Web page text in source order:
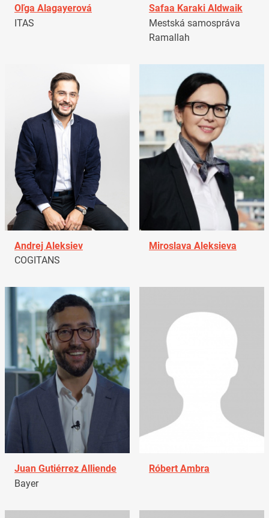
Oľga Alagayerová
ITAS
Safaa Karaki Aldwaik
Mestská samospráva
Ramallah
Andrej Aleksiev
COGITANS
Miroslava Aleksieva
Juan Gutiérrez Alliende
Bayer
Róbert Ambra